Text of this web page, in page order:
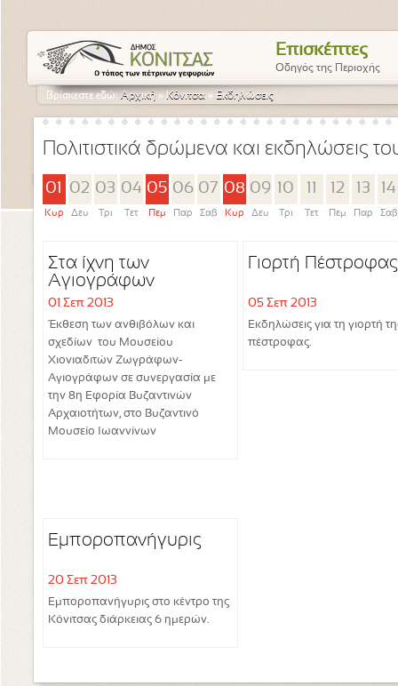
Επισκέπτες
Οδηγός της Περιοχής
Βρίσκεστε εδώ:Αρχική » Κόνιτσα » Εκδηλώσεις
Πολιτιστικά δρώμενα και εκδηλώσεις
01
Κυρ
02
Δευ
03
Τρι
04
Τετ
05
Πεμ
06
Παρ
07
Σαβ
08
Κυρ
09
Δευ
10
Τρι Τετ
12
Πεμ
13
Παρ
14
Σαβ
Στα ίχνη των
Αγιογράφων
01 Σεπ 2013
Έκθεση των ανθιβόλων και
σχεδίων του Μουσείου
Χιονιαδιτών Ζωγράφων-
Αγιογράφων σε συνεργασία με
την 8η Εφορία Βυζαντινών
Αρχαιοτήτων, στο Βυζαντινό
Μουσείο Ιωαννίνων
Γιορτή Πέστροφας
05 Σεπ 2013
Εκδηλώσεις για τη γιορτή
πέστροφας.
Εμποροπανήγυρις
20 Σεπ 2013
Εμποροπανήγυρις στο κέντρο της
Κόνιτσας διάρκειας 6 ημερών.